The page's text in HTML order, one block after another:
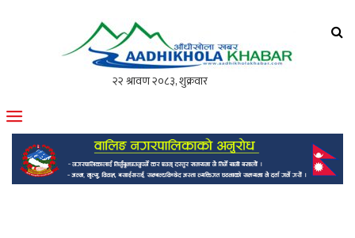
मोफसलकै लोकप्रिय अनलाइन पत्रिका